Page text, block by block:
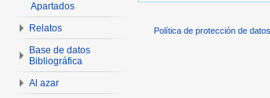
Apartados
Relatos
Base de datos
Bibliográfica
Al azar
Política de protección de datos